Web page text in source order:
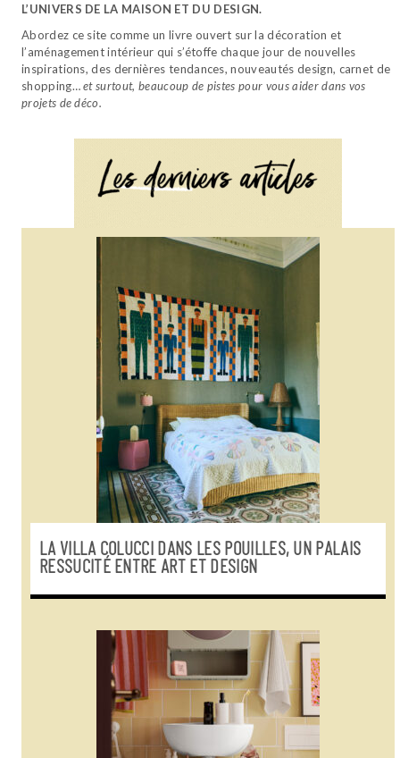
L’UNIVERS DE LA MAISON ET DU DESIGN.
Abordez ce site comme un livre ouvert sur la décoration et
l’aménagement intérieur qui s’étoffe chaque jour de nouvelles
inspirations, des dernières tendances, nouveautés design, carnet de
shopping…et surtout, beaucoup de pistes pour vous aider dans vos
projets de déco.
LA VILLA COLUCCI DANS LES POUILLES, UN PALAIS
RESSUCITÉ ENTRE ART ET DESIGN